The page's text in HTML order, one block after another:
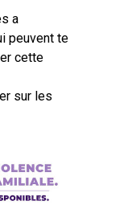
a
peuvent te
cette
sur les